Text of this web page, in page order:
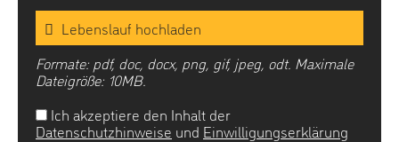
Lebenslauf hochladen
Formate: pdf, doc, docx, png, gif, jpeg, odt. Maximale
Dateigröße: 10MB.
Ich akzeptiere den Inhalt der
Datenschutzhinweise und Einwilligungserklärung